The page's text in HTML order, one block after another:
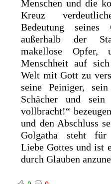
Menschen und die
Kreuz
Bedeutung seines
außerhalb der
makellose
Menschheit auf
Welt mit Gott zu
seine Peiniger,
Schächer und
vollbracht!“
und den Abschluss
Golgatha steht für
Liebe Gottes und ist
durch Glauben